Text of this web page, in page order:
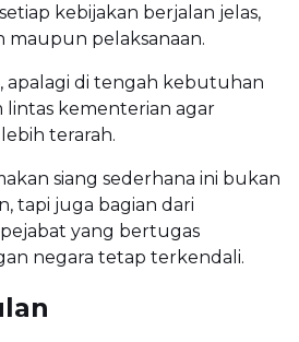
kebijakan berjalan jelas,
maupun pelaksanaan.
apalagi di tengah kebutuhan
lintas kementerian agar
terarah.
siang sederhana ini bukan
tapi juga bagian dari
yang bertugas
negara tetap terkendali.